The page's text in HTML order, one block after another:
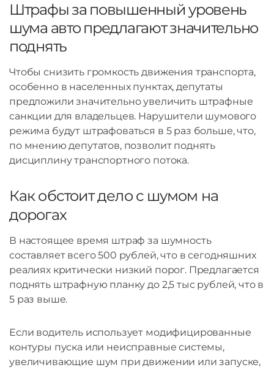
Штрафы за повышенный уровень
шума авто предлагают значительно
поднять
Чтобы снизить громкость движения транспорта,
особенно в населенных пунктах, депутаты
предложили значительно увеличить штрафные
санкции для владельцев. Нарушители шумового
режима будут штрафоваться в 5 раз больше, что,
по мнению депутатов, позволит поднять
дисциплину транспортного потока.
Как обстоит дело с шумом на
дорогах
В настоящее время штраф за шумность
составляет всего 500 рублей, что в сегодняшних
реалиях критически низкий порог. Предлагается
поднять штрафную планку до 2,5 тыс рублей, что в
5 раз выше.
Если водитель использует модифицированные
контуры пуска или неисправные системы,
увеличивающие шум при движении или запуске,